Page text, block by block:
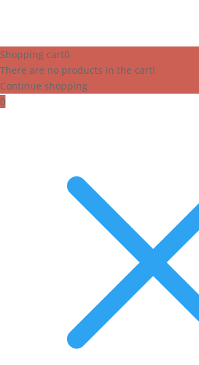
Shopping cart0
There are no products in the cart!
Continue shopping
0